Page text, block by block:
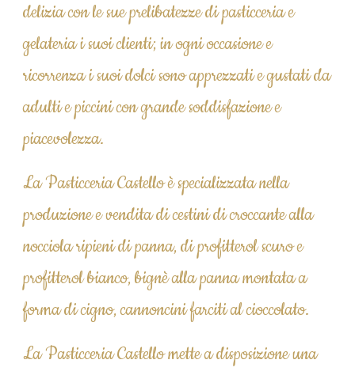
delizia con le sue prelibatezze di pasticceria e
gelateria i suoi clienti; in ogni occasione e
ricorrenza i suoi dolci sono apprezzati e gustati da
adulti e piccini con grande soddisfazione e
piacevolezza.
La Pasticceria Castello è specializzata nella
produzione e vendita di cestini di croccante alla
nocciola ripieni di panna, di profitterol scuro e
profitterol bianco, bignè alla panna montata a
forma di cigno, cannoncini farciti al cioccolato.
La Pasticceria Castello mette a disposizione una